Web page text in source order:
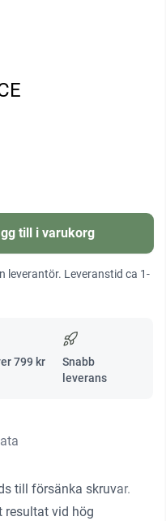
till i varukorg
leverantör. Leveranstid ca 1-
799 kr
Snabb
leverans
till försänka skruvar.
resultat vid hög